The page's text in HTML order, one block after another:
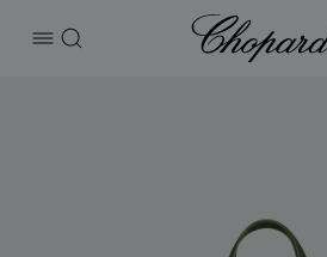
打开菜单
搜索